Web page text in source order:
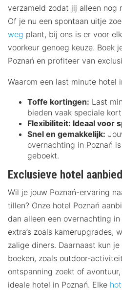
verzameld zodat jij alleen nog
Of je nu een spontaan uitje
weg plant, bij ons is er voor
voorkeur genoeg keuze. Boek
Poznań en profiteer van
Waarom een last minute hotel
Toffe kortingen: Last
bieden vaak speciale
Flexibiliteit: Ideaal voor
Snel en gemakkelijk:
overnachting in Poznań
geboekt.
Exclusieve hotel
Wil je jouw Poznań-ervaring
tillen? Onze hotel Poznań
dan alleen een overnachting
extra’s zoals kamerupgrades,
zalige diners. Daarnaast kun je
boeken, zoals outdoor-
ontspanning zoekt of
ideale hotel in Poznań. Elke